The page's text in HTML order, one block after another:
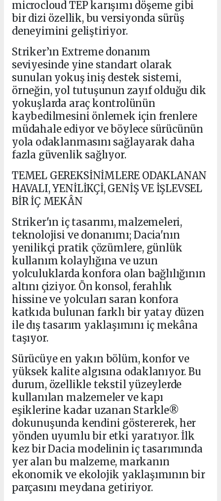
microcloud TEP karışımı döşeme gibi
bir dizi özellik, bu versiyonda sürüş
deneyimini geliştiriyor.
Striker’ın Extreme donanım
seviyesinde yine standart olarak
sunulan yokuş iniş destek sistemi,
örneğin, yol tutuşunun zayıf olduğu dik
yokuşlarda araç kontrolünün
kaybedilmesini önlemek için frenlere
müdahale ediyor ve böylece sürücünün
yola odaklanmasını sağlayarak daha
fazla güvenlik sağlıyor.
TEMEL GEREKSİNİMLERE ODAKLANAN
HAVALI, YENİLİKÇİ, GENİŞ VE İŞLEVSEL
BİR İÇ MEKÂN
Striker'ın iç tasarımı, malzemeleri,
teknolojisi ve donanımı; Dacia'nın
yenilikçi pratik çözümlere, günlük
kullanım kolaylığına ve uzun
yolculuklarda konfora olan bağlılığının
altını çiziyor. Ön konsol, ferahlık
hissine ve yolcuları saran konfora
katkıda bulunan farklı bir yatay düzen
ile dış tasarım yaklaşımını iç mekâna
taşıyor.
Sürücüye en yakın bölüm, konfor ve
yüksek kalite algısına odaklanıyor. Bu
durum, özellikle tekstil yüzeylerde
kullanılan malzemeler ve kapı
eşiklerine kadar uzanan Starkle®
dokunuşunda kendini göstererek, her
yönden uyumlu bir etki yaratıyor. İlk
kez bir Dacia modelinin iç tasarımında
yer alan bu malzeme, markanın
ekonomik ve ekolojik yaklaşımının bir
parçasını meydana getiriyor.